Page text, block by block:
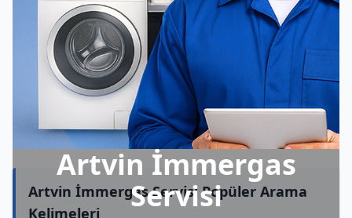
Artvin İmmergas
Servisi
Artvin İmmergas Servisi Popüler Arama
Kelimeleri